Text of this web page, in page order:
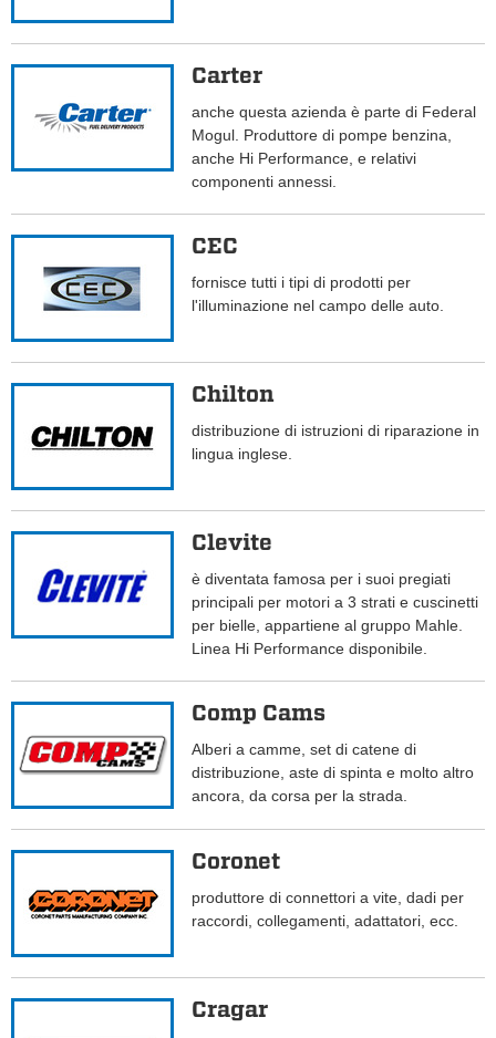
Carter
anche questa azienda è parte di Federal
Mogul. Produttore di pompe benzina,
anche Hi Performance, e relativi
componenti annessi.
CEC
fornisce tutti i tipi di prodotti per
l'illuminazione nel campo delle auto.
Chilton
distribuzione di istruzioni di riparazione in
lingua inglese.
Clevite
è diventata famosa per i suoi pregiati
principali per motori a 3 strati e cuscinetti
per bielle, appartiene al gruppo Mahle.
Linea Hi Performance disponibile.
Comp Cams
Alberi a camme, set di catene di
distribuzione, aste di spinta e molto altro
ancora, da corsa per la strada.
Coronet
produttore di connettori a vite, dadi per
raccordi, collegamenti, adattatori, ecc.
Cragar